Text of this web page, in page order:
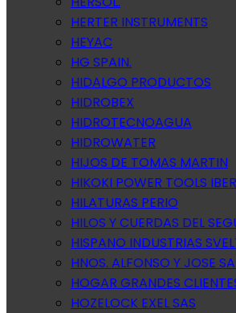
HERTER INSTRUMENTS
HEYAC
HG SPAIN.
HIDALGO PRODUCTOS
HIDROBEX
HIDROTECNOAGUA
HIDROWATER
HIJOS DE TOMAS MARTIN
HIKOKI POWER TOOLS
HILATURAS PERIO
HILOS Y CUERDAS DEL
HISPANO INDUSTRIAS
HNOS. ALFONSO Y JOSE
HOGAR GRANDES
HOZELOCK EXEL SAS